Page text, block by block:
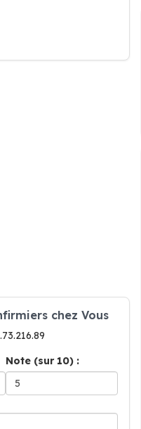
chez Vous
Note (sur 10) :